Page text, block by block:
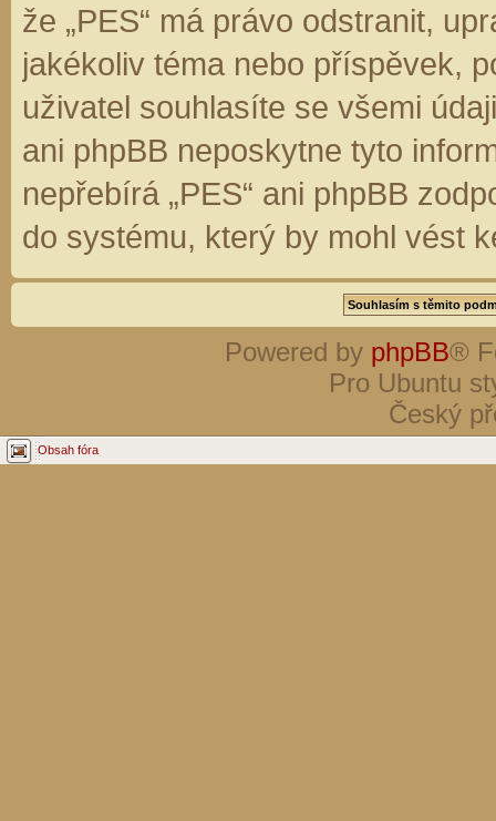
že „PES“ má právo odstranit,
jakékoliv téma nebo příspěvek,
uživatel souhlasíte se všemi
ani phpBB neposkytne tyto
nepřebírá „PES“ ani phpBB
do systému, který by mohl vést
Powered by phpBB®
Pro Ubuntu
Český
Obsah fóra